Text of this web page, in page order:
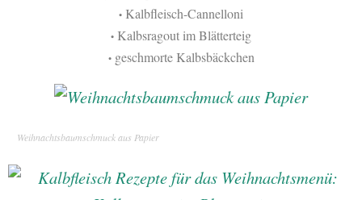
• Kalbfleisch-Cannelloni
• Kalbsragout im Blätterteig
•geschmorte Kalbsbäckchen
Weihnachtsbaumschmuck aus Papier